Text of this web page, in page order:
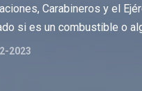
Carabineros y el
si es un combustible o
2023